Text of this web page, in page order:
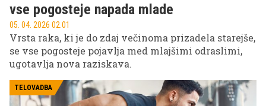
vse pogosteje napada mlade
05. 04. 2026 02.01
Vrsta raka, ki je do zdaj večinoma prizadela starejše,
se vse pogosteje pojavlja med mlajšimi odraslimi,
ugotavlja nova raziskava.
TELOVADBA